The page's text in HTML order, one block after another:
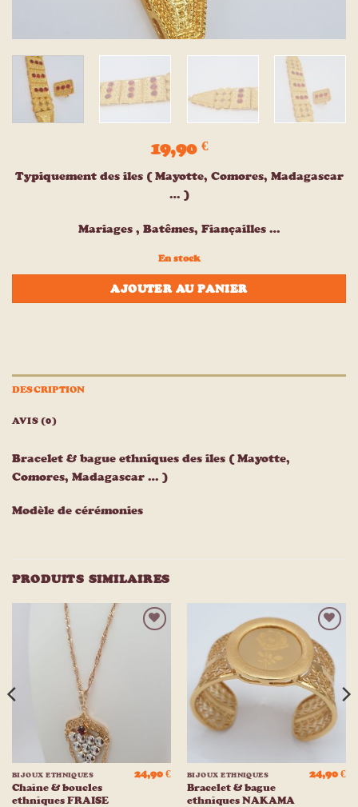
19,90 €
Typiquement des iles ( Mayotte, Comores, Madagascar
… )
Mariages , Batêmes, Fiançailles …
En stock
AJOUTER AU PANIER
DESCRIPTION
AVIS (0)
Bracelet & bague ethniques des iles ( Mayotte,
Comores, Madagascar … )
Modèle de cérémonies
PRODUITS SIMILAIRES
BIJOUX ETHNIQUES
Chaine & boucles
ethniques FRAISE
24,90€
Ajouter
à la
liste
d’envies
BIJOUX ETHNIQUES
Bracelet & bague
ethniques NAKAMA
24,90€